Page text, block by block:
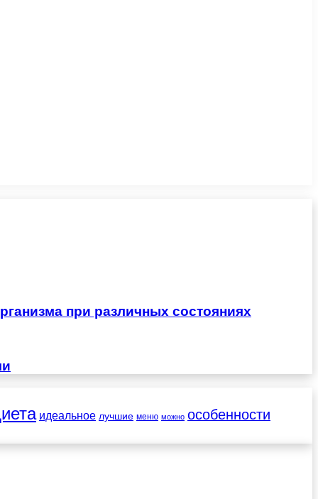
при различных состояниях
идеальное лучшие меню можно особенности